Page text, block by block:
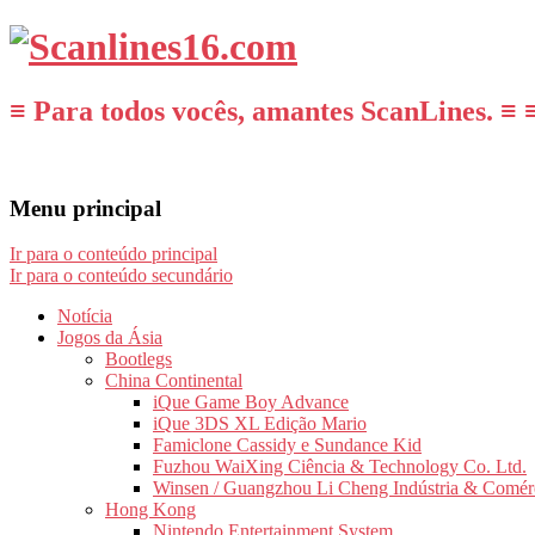
≡ Para todos vocês, amantes ScanLines. ≡
Menu principal
Ir para o conteúdo principal
Ir para o conteúdo secundário
Notícia
Jogos da Ásia
Bootlegs
China Continental
iQue Game Boy Advance
iQue 3DS XL Edição Mario
Famiclone Cassidy e Sundance Kid
Fuzhou WaiXing Ciência & Technology Co. Ltd.
Winsen / Guangzhou Li Cheng Indústria &
Hong Kong